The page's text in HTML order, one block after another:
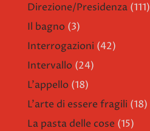
Direzione/Presidenza (111)
Il bagno (3)
Interrogazioni (42)
Intervallo (24)
L'appello (18)
L'arte di essere fragili (18)
La pasta delle cose (15)